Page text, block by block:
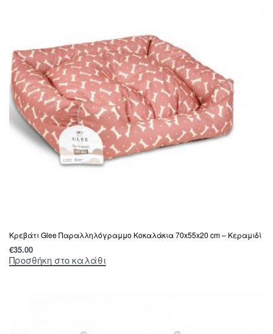
Κρεβάτι Glee Παραλληλόγραμμο Κοκαλάκια 70x55x20 cm – Κεραμιδί
€35.00
Προσθήκη στο καλάθι